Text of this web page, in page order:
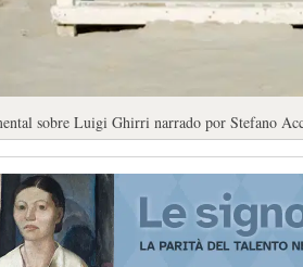
sobre Luigi Ghirri narrado por Stefano